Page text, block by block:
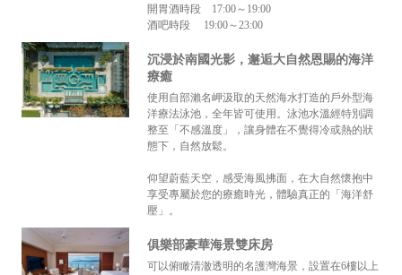
開胃酒時段 17:00～19:00
酒吧時段 19:00～23:00
沉浸於南國光影，邂逅大自然恩賜的海洋
療癒
使用自部瀨名岬汲取的天然海水打造的戶外型海
洋療法泳池，全年皆可使用。泳池水溫經特別調
整至「不感溫度」，讓身體在不覺得冷或熱的狀
態下，自然放鬆。
仰望蔚藍天空，感受海風拂面，在大自然懷抱中
享受專屬於您的療癒時光，體驗真正的「海洋舒
壓」。
俱樂部豪華海景雙床房
可以俯瞰清澈透明的名護灣海景，設置在6樓以上